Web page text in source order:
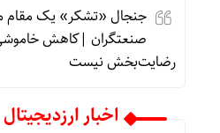
جنجال «تشکر» یک مقام
صنعتگران |کاهش
رضایت‌بخش نیست
اخبار ارزدیجیتال